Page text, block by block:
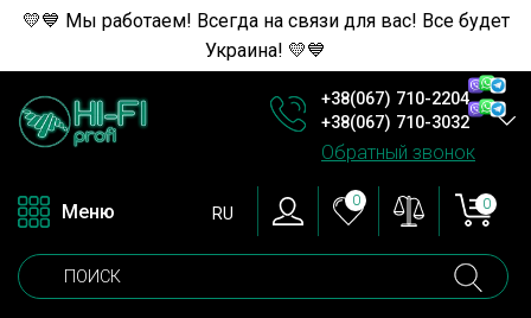
💛💙 Мы работаем! Всегда на связи для вас! Все будет
Украина! 💛💙
+38(067) 710-2204
+38(067) 710-3032
Обратный звонок
Меню RU
0 0